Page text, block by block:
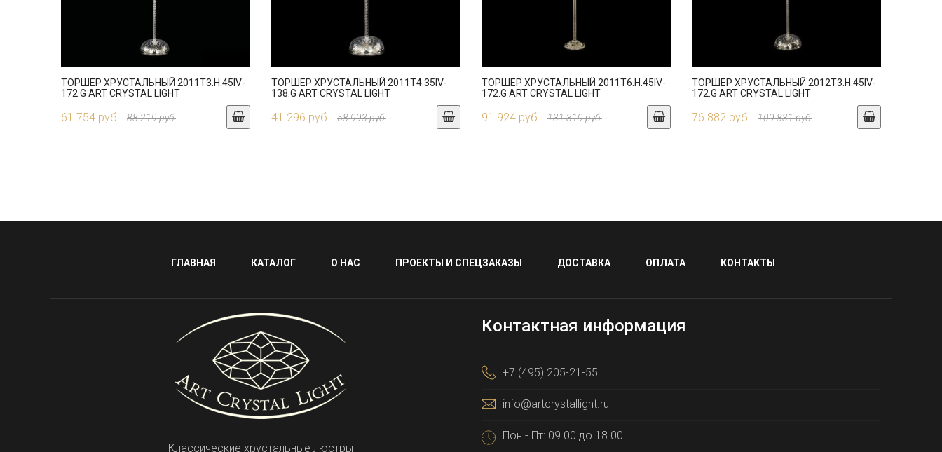
ТОРШЕР ХРУСТАЛЬНЫЙ 2011T3.H.45IV-
172.G ART CRYSTAL LIGHT
61 754 руб. 88 219 руб.
ТОРШЕР ХРУСТАЛЬНЫЙ 2011T4.35IV-
138.G ART CRYSTAL LIGHT
41 296 руб. 58 993 руб.
ТОРШЕР ХРУСТАЛЬНЫЙ 2011T6.H.45IV-
172.G ART CRYSTAL LIGHT
91 924 руб. 131 319 руб.
ТОРШЕР ХРУСТАЛЬНЫЙ 2012T3.H.45IV-
172.G ART CRYSTAL LIGHT
76 882 руб. 109 831 руб.
ГЛАВНАЯ КАТАЛОГ О НАС ПРОЕКТЫ И СПЕЦЗАКАЗЫ ДОСТАВКА ОПЛАТА КОНТАКТЫ
Классические хрустальные люстры
Контактная информация
+7 (495) 205-21-55
info@artcrystallight.ru
Пон - Пт: 09.00 до 18.00